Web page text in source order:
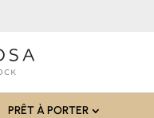
PRÊT À PORTER